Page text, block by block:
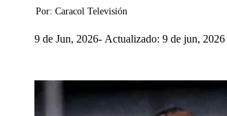
Por: Caracol Televisión
9 de Jun, 2026 Actualizado: 9 de jun, 2026